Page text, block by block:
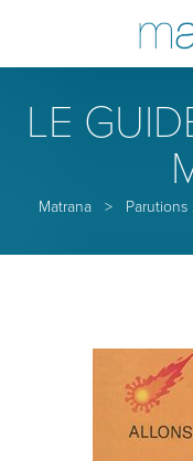
LE
Matrana >